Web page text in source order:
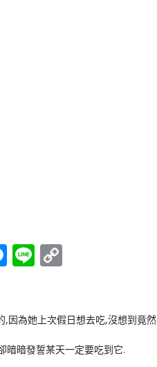
Messenger
Line
,因為她上次假日想去吃,沒想到竟
暗暗發誓某天一定要吃到它.